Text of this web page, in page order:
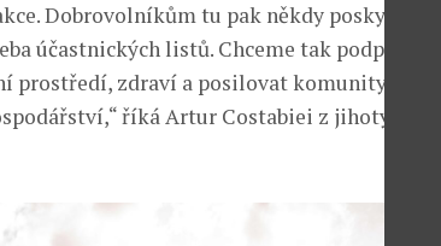
Dobrovolníkům tu pak někdy poskytují
účastnických listů. Chceme tak podporovat
zdraví a posilovat komunity, aby se
říká Artur Costabiei z jihotyrolské